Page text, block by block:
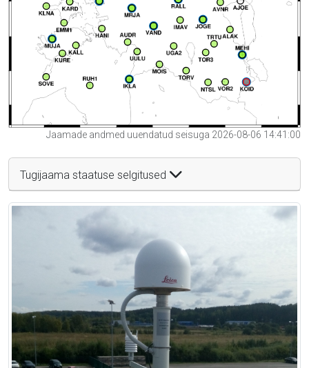
Jaamade andmed uuendatud seisuga 2026-08-06 14:41:00
Tugijaama staatuse selgitused